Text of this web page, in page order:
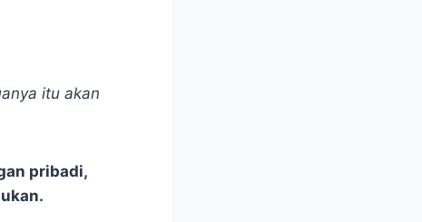
itu akan
pribadi,